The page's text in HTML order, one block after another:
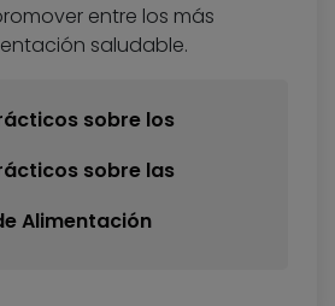
entre los más
saludable.
sobre los
sobre las
Alimentación